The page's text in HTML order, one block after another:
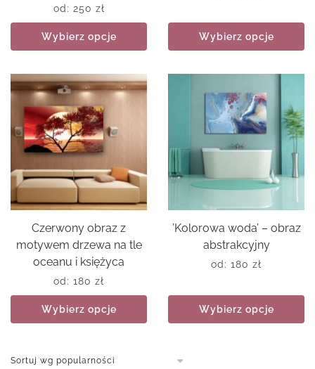
od: 250 zł
Wybierz opcje Wybierz opcje
Czerwony obraz z
motywem drzewa na tle
oceanu i księżyca
od: 180 zł
Wybierz opcje
’Kolorowa woda’ – obraz
abstrakcyjny
od: 180 zł
Wybierz opcje